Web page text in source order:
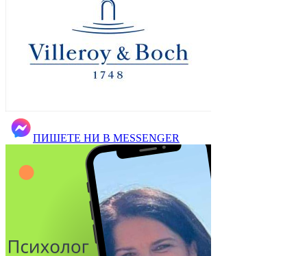
ПИШЕТЕ НИ В MESSENGER